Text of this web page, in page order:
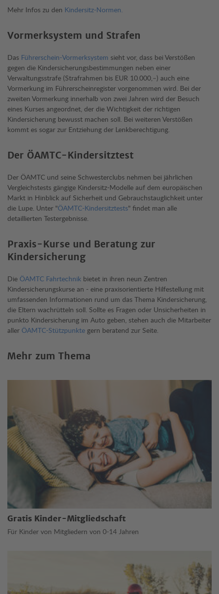
Mehr Infos zu den Kindersitz-Normen.
Vormerksystem und Strafen
Das Führerschein-Vormerksystem sieht vor, dass bei Verstößen
gegen die Kindersicherungsbestimmungen neben einer
Verwaltungsstrafe (Strafrahmen bis EUR 10.000,–) auch eine
Vormerkung im Führerscheinregister vorgenommen wird. Bei der
zweiten Vormerkung innerhalb von zwei Jahren wird der Besuch
eines Kurses angeordnet, der die Wichtigkeit der richtigen
Kindersicherung bewusst machen soll. Bei weiteren Verstößen
kommt es sogar zur Entziehung der Lenkberechtigung.
Der ÖAMTC-Kindersitztest
Der ÖAMTC und seine Schwesterclubs nehmen bei jährlichen
Vergleichstests gängige Kindersitz-Modelle auf dem europäischen
Markt in Hinblick auf Sicherheit und Gebrauchstauglichkeit unter
die Lupe. Unter "ÖAMTC-Kindersitztests" findet man alle
detaillierten Testergebnisse.
Praxis-Kurse und Beratung zur
Kindersicherung
Die ÖAMTC Fahrtechnik bietet in ihren neun Zentren
Kindersicherungskurse an - eine praxisorientierte Hilfestellung mit
umfassenden Informationen rund um das Thema Kindersicherung,
die Eltern wachrütteln soll. Sollte es Fragen oder Unsicherheiten in
punkto Kindersicherung im Auto geben, stehen auch die Mitarbeiter
aller ÖAMTC-Stützpunkte gern beratend zur Seite.
Mehr zum Thema
Gratis Kinder-Mitgliedschaft
Für Kinder von Mitgliedern von 0-14 Jahren